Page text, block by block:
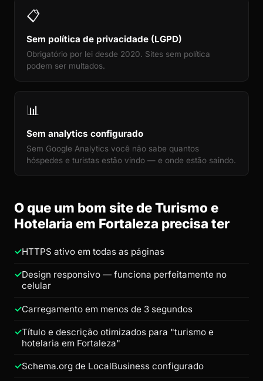
📋
Sem política de privacidade (LGPD)
Obrigatório por lei desde 2020. Sites sem política
podem ser multados.
📊
Sem analytics configurado
Sem Google Analytics você não sabe quantos
hóspedes e turistas estão vindo — e onde estão saindo.
O que um bom site de Turismo e
Hotelaria em Fortaleza precisa ter
HTTPS ativo em todas as páginas
Design responsivo — funciona perfeitamente no
celular
Carregamento em menos de 3 segundos
Título e descrição otimizados para "turismo e
hotelaria em Fortaleza"
Schema.org de LocalBusiness configurado